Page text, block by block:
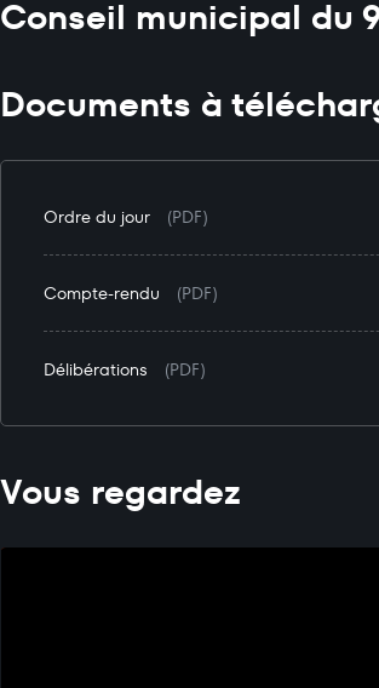
Conseil municipal du
Documents à
Ordre du jour (PDF)
Compte-rendu (PDF)
Délibérations (PDF)
Vous regardez